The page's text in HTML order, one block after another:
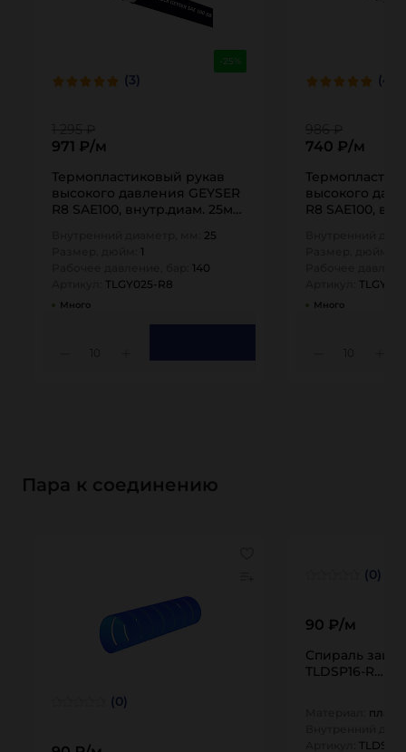
-25%
(3)
1 295 ₽
971 ₽/м
Термопластиковый рукав
высокого давления GEYSER
R8 SAE100, внутр.диам. 25мм,
25
1
140
TLGY025-R8
Много
(4)
986 ₽
740 ₽/м
высокого
R8 SAE100,
Много
Пара к соединению
(0)
(0)
90 ₽/м
Спираль
TLDSP16-R…